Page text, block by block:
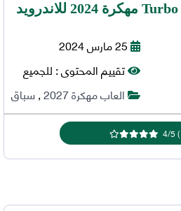
25 مارس 2024
تقييم المحتوى :للجميع
العاب مهكرة 2027
,سباق
)
4/5